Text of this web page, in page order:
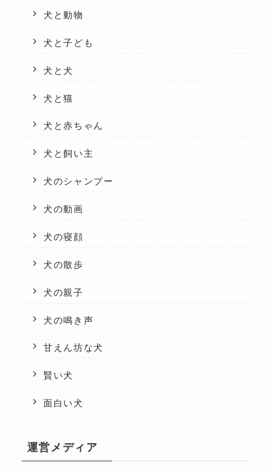
犬と動物
犬と子ども
犬と犬
犬と猫
犬と赤ちゃん
犬と飼い主
犬のシャンプー
犬の動画
犬の寝顔
犬の散歩
犬の親子
犬の鳴き声
甘えん坊な犬
賢い犬
面白い犬
運営メディア